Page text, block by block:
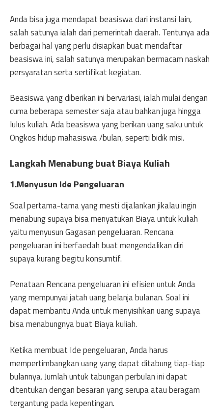
Anda bisa juga mendapat beasiswa dari instansi lain,
salah satunya ialah dari pemerintah daerah. Tentunya ada
berbagai hal yang perlu disiapkan buat mendaftar
beasiswa ini, salah satunya merupakan bermacam naskah
persyaratan serta sertifikat kegiatan.
Beasiswa yang diberikan ini bervariasi, ialah mulai dengan
cuma beberapa semester saja atau bahkan juga hingga
lulus kuliah. Ada beasiswa yang berikan uang saku untuk
Ongkos hidup mahasiswa /bulan, seperti bidik misi.
Langkah Menabung buat Biaya Kuliah
1.Menyusun Ide Pengeluaran
Soal pertama-tama yang mesti dijalankan jikalau ingin
menabung supaya bisa menyatukan Biaya untuk kuliah
yaitu menyusun Gagasan pengeluaran. Rencana
pengeluaran ini berfaedah buat mengendalikan diri
supaya kurang begitu konsumtif.
Penataan Rencana pengeluaran ini efisien untuk Anda
yang mempunyai jatah uang belanja bulanan. Soal ini
dapat membantu Anda untuk menyisihkan uang supaya
bisa menabungnya buat Biaya kuliah.
Ketika membuat Ide pengeluaran, Anda harus
mempertimbangkan uang yang dapat ditabung tiap-tiap
bulannya. Jumlah untuk tabungan perbulan ini dapat
ditentukan dengan besaran yang serupa atau beragam
tergantung pada kepentingan.